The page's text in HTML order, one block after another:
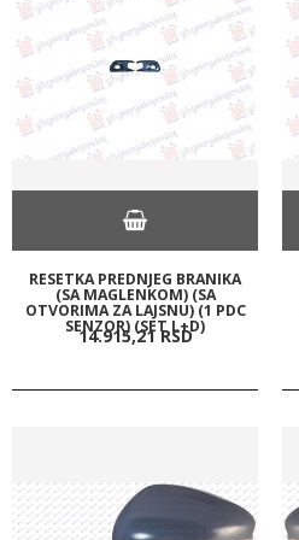
RESETKA PREDNJEG BRANIKA
(SA MAGLENKOM) (SA
OTVORIMA ZA LAJSNU) (1 PDC
SENZOR) (SET L+D)
14.915,21 RSD